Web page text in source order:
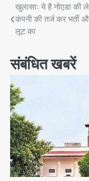
Post
navigation
खुलासाः ये है नोएडा की
कंपनी की तर्ज कर भर्ती
लूट का
संबंधित खबरें